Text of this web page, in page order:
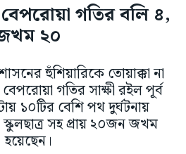
গতির বলি ৪,
২০
হুঁশিয়ারিকে তোয়াক্কা না
গতির সাক্ষী রইল পূর্ব
১০টির বেশি পথ দুর্ঘটনায়
সহ প্রায় ২০জন জখম
হয়েছেন।